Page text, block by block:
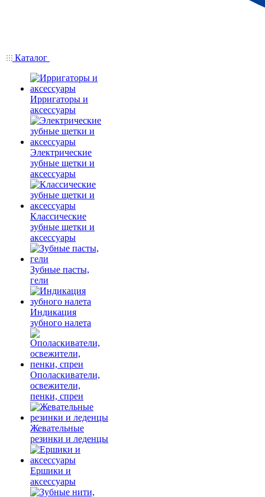
Каталог
Ирригаторы и
аксессуары
Электрические
зубные щетки и
аксессуары
Классические
зубные щетки и
аксессуары
Зубные пасты,
гели
Индикация
зубного налета
Ополаскиватели,
освежители,
пенки, спреи
Жевательные
резинки и леденцы
Ершики и
аксессуары